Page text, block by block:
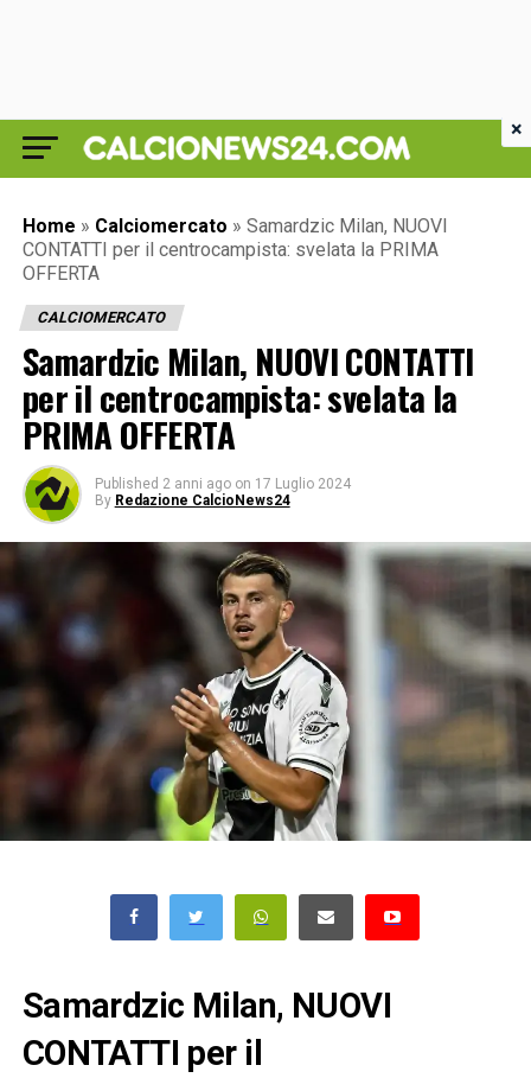
Home » Calciomercato » Samardzic Milan, NUOVI
CONTATTI per il centrocampista: svelata la PRIMA
OFFERTA
CALCIOMERCATO
Samardzic Milan, NUOVI CONTATTI
per il centrocampista: svelata la
PRIMA OFFERTA
Published 2 anni ago on 17 Luglio 2024
By Redazione CalcioNews24
Samardzic Milan, NUOVI
CONTATTI per il
×